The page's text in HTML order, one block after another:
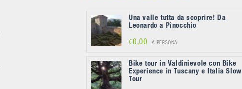
Una valle tutta da scoprire! Da
Leonardo a Pinocchio
€0,00 A PERSONA
Bike tour in Valdinievole con Bike
Experience in Tuscany e Italia Slow
Tour